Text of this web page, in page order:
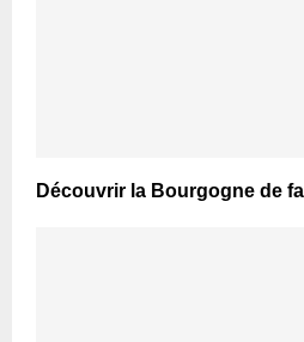
Découvrir la Bourgogne de